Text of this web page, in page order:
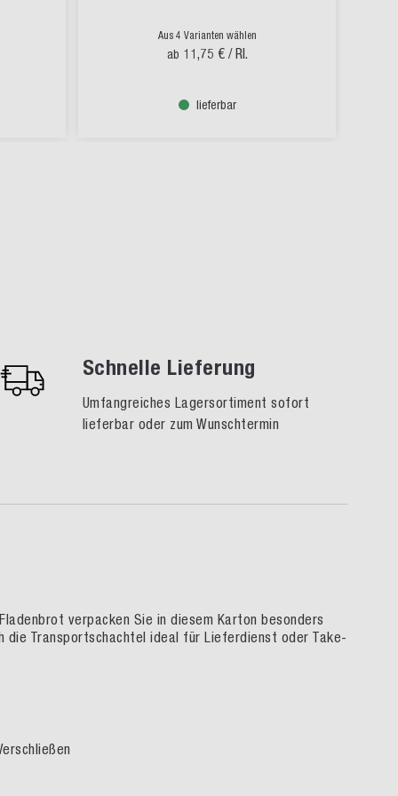
Aus 4 Varianten wählen
ab 11,75 € / Rl.
lieferbar
Schnelle Lieferung
Umfangreiches Lagersortiment sofort
lieferbar oder zum Wunschtermin
verpacken Sie in diesem Karton besonders
die Transportschachtel ideal für Lieferdienst oder Take-